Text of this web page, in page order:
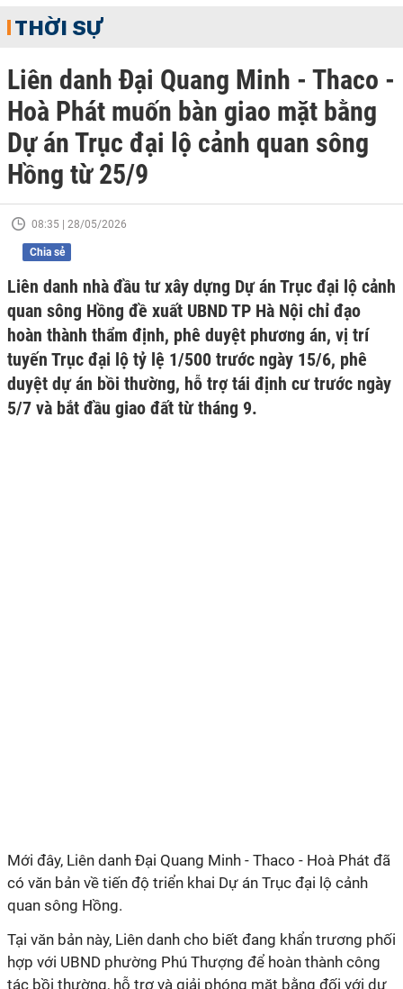
THỜI SỰ
Liên danh Đại Quang Minh - Thaco -
Hoà Phát muốn bàn giao mặt bằng
Dự án Trục đại lộ cảnh quan sông
Hồng từ 25/9
08:35 | 28/05/2026
Chia sẻ
Liên danh nhà đầu tư xây dựng Dự án Trục đại lộ cảnh
quan sông Hồng đề xuất UBND TP Hà Nội chỉ đạo
hoàn thành thẩm định, phê duyệt phương án, vị trí
tuyến Trục đại lộ tỷ lệ 1/500 trước ngày 15/6, phê
duyệt dự án bồi thường, hỗ trợ tái định cư trước ngày
5/7 và bắt đầu giao đất từ tháng 9.
Mới đây, Liên danh Đại Quang Minh - Thaco - Hoà Phát đã
có văn bản về tiến độ triển khai Dự án Trục đại lộ cảnh
quan sông Hồng.
Tại văn bản này, Liên danh cho biết đang khẩn trương phối
hợp với UBND phường Phú Thượng để hoàn thành công
tác bồi thường, hỗ trợ và giải phóng mặt bằng đối với dự